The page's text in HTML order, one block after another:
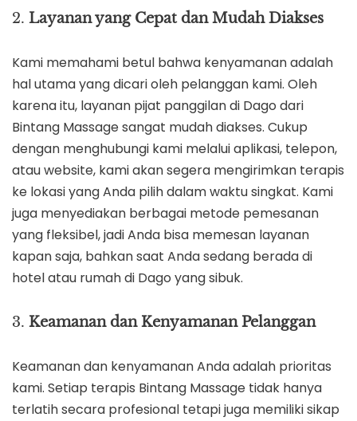
2. Layanan yang Cepat dan Mudah Diakses
Kami memahami betul bahwa kenyamanan adalah
hal utama yang dicari oleh pelanggan kami. Oleh
karena itu, layanan pijat panggilan di Dago dari
Bintang Massage sangat mudah diakses. Cukup
dengan menghubungi kami melalui aplikasi, telepon,
atau website, kami akan segera mengirimkan terapis
ke lokasi yang Anda pilih dalam waktu singkat. Kami
juga menyediakan berbagai metode pemesanan
yang fleksibel, jadi Anda bisa memesan layanan
kapan saja, bahkan saat Anda sedang berada di
hotel atau rumah di Dago yang sibuk.
3. Keamanan dan Kenyamanan Pelanggan
Keamanan dan kenyamanan Anda adalah prioritas
kami. Setiap terapis Bintang Massage tidak hanya
terlatih secara profesional tetapi juga memiliki sikap